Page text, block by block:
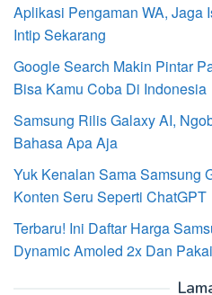
Aplikasi Pengaman WA, Jaga
Intip Sekarang
Google Search Makin Pintar
Bisa Kamu Coba Di Indonesia
Samsung Rilis Galaxy AI,
Bahasa Apa Aja
Yuk Kenalan Sama Samsung
Konten Seru Seperti ChatGPT
Terbaru! Ini Daftar Harga
Dynamic Amoled 2x Dan